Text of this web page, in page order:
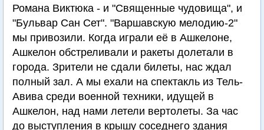
Романа Виктюка - и "Священные чудовища", и
"Бульвар Сан Сет". "Варшавскую мелодию-2"
мы привозили. Когда играли её в Ашкелоне,
Ашкелон обстреливали и ракеты долетали в
города. Зрители не сдали билеты, нас ждал
полный зал. А мы ехали на спектакль из Тель-
Авива среди военной техники, идущей в
Ашкелон, над нами летели вертолеты. За час
до выступления в крышу соседнего здания